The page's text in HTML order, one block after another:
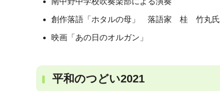
創作落語「ホタルの母」 落語家 桂 竹丸氏
映画「あの日のオルガン」
平和のつどい2021